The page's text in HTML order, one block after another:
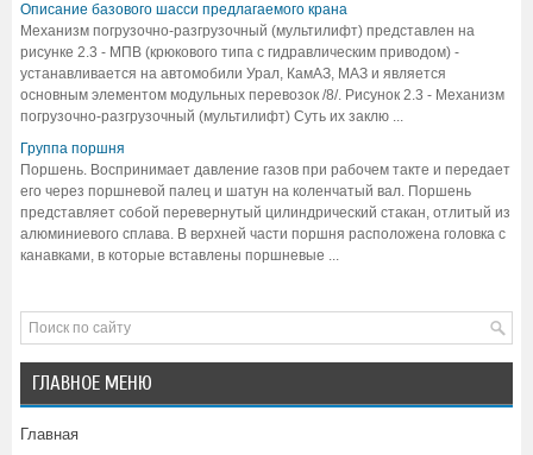
Описание базового шасси предлагаемого крана
Механизм погрузочно-разгрузочный (мультилифт) представлен на
рисунке 2.3 - МПВ (крюкового типа с гидравлическим приводом) -
устанавливается на автомобили Урал, КамАЗ, МАЗ и является
основным элементом модульных перевозок /8/. Рисунок 2.3 - Механизм
погрузочно-разгрузочный (мультилифт) Суть их заклю ...
Группа поршня
Поршень. Воспринимает давление газов при рабочем такте и передает
его через поршневой палец и шатун на коленчатый вал. Поршень
представляет собой перевернутый цилиндрический стакан, отлитый из
алюминиевого сплава. В верхней части поршня расположена головка с
канавками, в которые вставлены поршневые ...
ГЛАВНОЕ МЕНЮ
Главная